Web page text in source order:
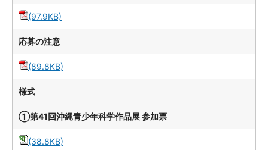
(97.9KB)
応募の注意
(89.8KB)
様式
①第41回沖縄青少年科学作品展 参加票
(38.8KB)